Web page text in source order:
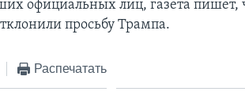
официальных лиц, газета пишет,
просьбу Трампа.
Распечатать